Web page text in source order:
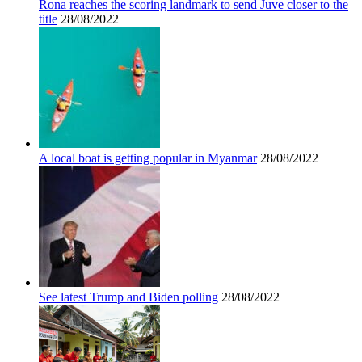
Rona reaches the scoring landmark to send Juve closer to the
title 28/08/2022
A local boat is getting popular in Myanmar 28/08/2022
See latest Trump and Biden polling 28/08/2022